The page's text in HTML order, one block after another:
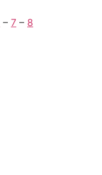
– 7 – 8